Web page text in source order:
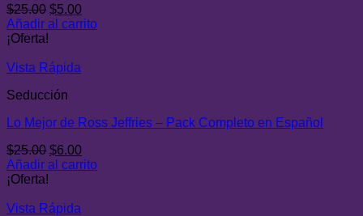
$25.00 El
precio
$25.00.
$5.00El
precio
Añadir al carrito
¡Oferta!
Vista Rápida
Seducción
Lo Mejor de Ross Jeffries – Pack Completo en Español
$25.00 El
precio
$25.00.
$6.00El
precio
Añadir al carrito
¡Oferta!
Vista Rápida